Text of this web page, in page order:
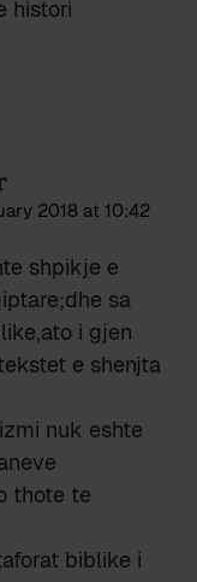
histori
2018 at 10:42
shpikje e
sa
i gjen
e shenjta
nuk eshte
thote te
biblike i